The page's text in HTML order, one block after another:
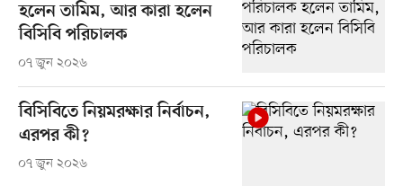
হলেন তামিম, আর কারা হলেন
বিসিবি পরিচালক
০৭ জুন ২০২৬
বিসিবিতে নিয়মরক্ষার নির্বাচন,
এরপর কী?
০৭ জুন ২০২৬